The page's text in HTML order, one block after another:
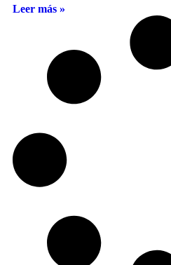
Leer más »